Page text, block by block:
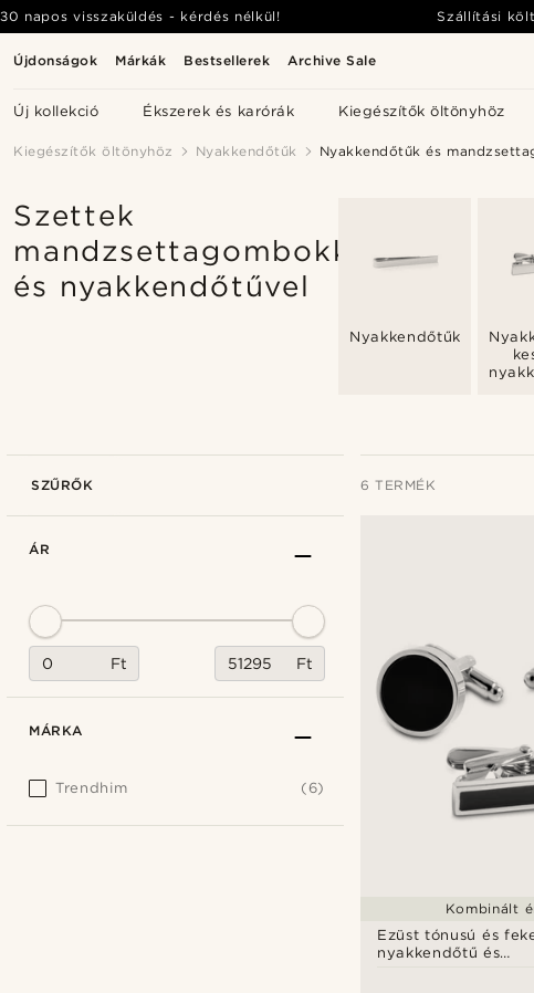
Újdonságok Márkák Bestsellerek Archive Sale
Új kollekció Ékszerek és karórák Kiegészítők öltönyhöz
30 napos visszaküldés - kérdés nélkül! Szállítási
Kiegészítők öltönyhöz Nyakkendőtűk Nyakkendőtűk és
Szettek
mandzsettagombokkal
és nyakkendőtűvel
Nyakkendőtűk
SZŰRŐK 6 TERMÉK
Ezüst tónusú és
nyakkendőtű és
Kombinált
ÁR
Ft Ft
MÁRKA
Trendhim (6)